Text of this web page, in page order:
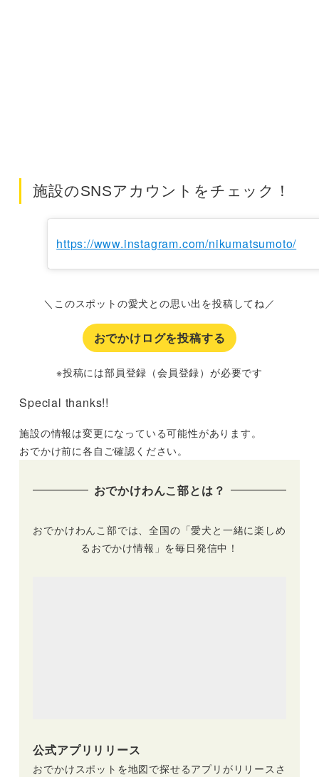
施設のSNSアカウントをチェック！
https://www.instagram.com/nikumatsumoto/
＼このスポットの愛犬との思い出を投稿してね／
おでかけログを投稿する
※投稿には部員登録（会員登録）が必要です
Special thanks!!
施設の情報は変更になっている可能性があります。
おでかけ前に各自ご確認ください。
おでかけわんこ部とは？
おでかけわんこ部では、全国の「愛犬と一緒に楽しめ
るおでかけ情報」を毎日発信中！
公式アプリリリース
おでかけスポットを地図で探せるアプリがリリースさ